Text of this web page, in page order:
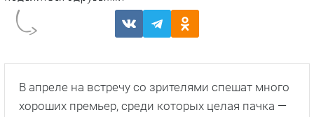
В апреле на встречу со зрителями спешат много
хороших премьер, среди которых целая пачка —